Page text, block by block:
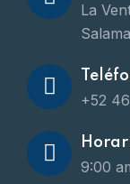
La
+52
9:00